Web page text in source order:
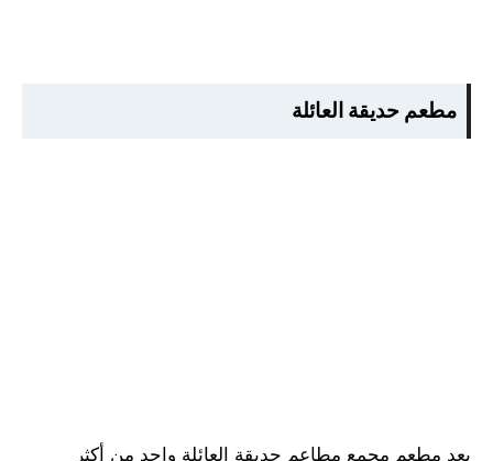
مطعم حديقة العائلة
يعد مطعم مجمع مطاعم حديقة العائلة واحد من أكثر